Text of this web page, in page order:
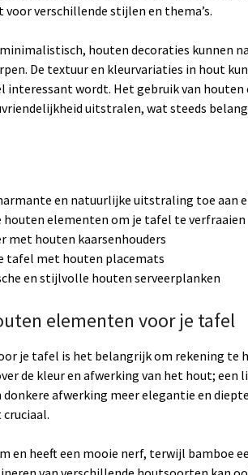
verschillende stijlen en thema’s.
houten decoraties kunnen
De textuur en kleurvariaties in hout
interessant wordt. Het gebruik van
uitstralen, wat steeds
en natuurlijke uitstraling toe aan
houten elementen om je tafel te verfraaien
met houten kaarsenhouders
tafel met houten placemats
en stijlvolle houten serveerplanken
elementen voor je tafel
je tafel is het belangrijk om rekening te
de kleur en afwerking van het hout; een
afwerking meer elegantie en
en heeft een mooie nerf, terwijl bamboe